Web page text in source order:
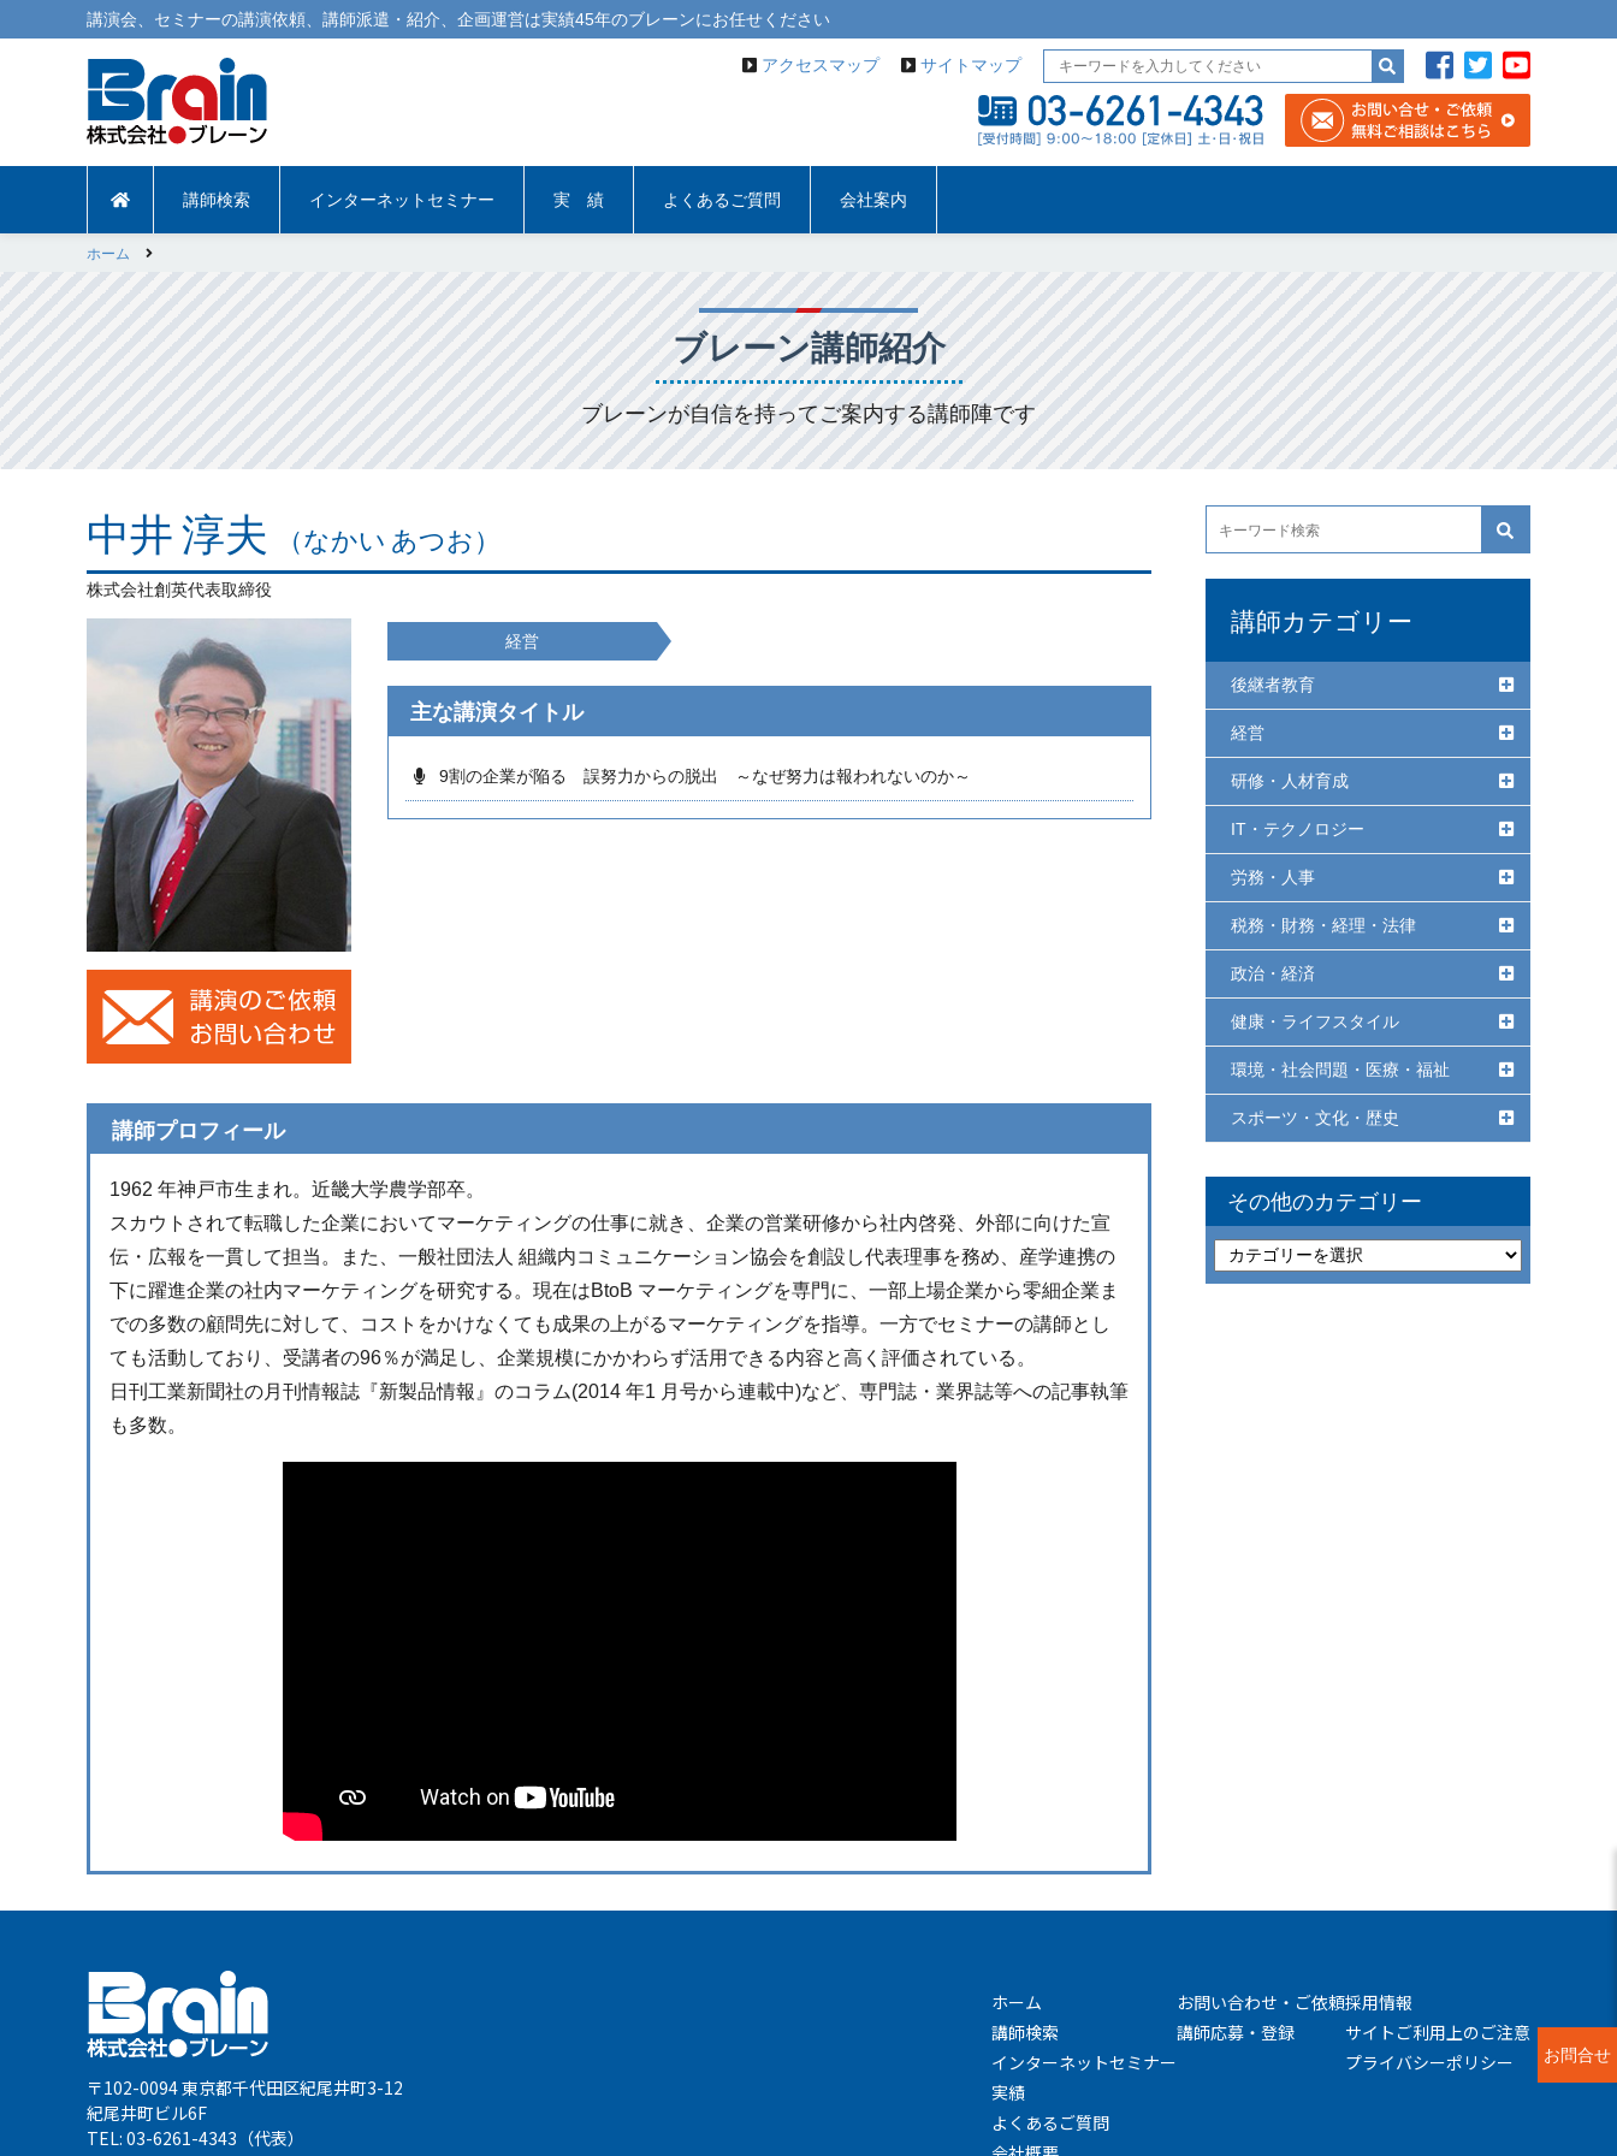
講演会 セミナーの講演依頼 講師派遣 ・紹介、企画運営は実績45年のブレーンにお任せください
アクセスマップ サイトマップ
講師検索 インターネットセミナー 実 績 よくあるご質問 会社案内
ホーム
ブレーン講師紹介
ブレーンが自信を持ってご案内する講師陣です
中井 淳夫 （なかい あつお）
株式会社創英代表取締役
経営
主な講演タイトル
9割の企業が陥る 誤努力からの脱出 ～なぜ努力は報われないのか～
講師プロフィール
1962 年神戸市生まれ。近畿大学農学部卒。
スカウトされて転職した企業においてマーケティングの仕事に就き、企業の営業研修から社内啓発、外部に向けた宣
伝・広報を一貫して担当。また、一般社団法人 組織内コミュニケーション協会を創設し代表理事を務め、産学連携の
下に躍進企業の社内マーケティングを研究する。現在はBtoB マーケティングを専門に、一部上場企業から零細企業ま
での多数の顧問先に対して、コストをかけなくても成果の上がるマーケティングを指導。一方でセミナーの講師とし
ても活動しており、受講者の96％が満足し、企業規模にかかわらず活用できる内容と高く評価されている。
日刊工業新聞社の月刊情報誌『新製品情報』のコラム(2014 年1 月号から連載中)など、専門誌・業界誌等への記事執筆
も多数。
講師カテゴリー
後継者教育
経営
研修・人材育成
IT・テクノロジー
労務・人事
税務・財務・経理・法律
政治・経済
健康・ライフスタイル
環境・社会問題・医療・福祉
スポーツ・文化・歴史
その他のカテゴリー
〒102-0094 東京都千代田区紀尾井町3-12
紀尾井町ビル6F
TEL: 03-6261-4343（代表）
ホーム
講師検索
インターネットセミナー
実績
よくあるご質問
お問い合わせ・ご依頼
講師応募・登録
採用情報
サイトご利用上のご注意
プライバシーポリシー
お問合せ